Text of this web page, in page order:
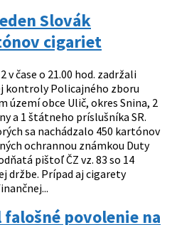
Slovák
cigariet
v čase o 21.00 hod. zadržali
kontroly Policajného zboru
území obce Ulič, okres Snina, 2
a 1 štátneho príslušníka SR.
sa nachádzalo 450 kartónov
ochrannou známkou Duty
pištoľ ČZ vz. 83 so 14
držbe. Prípad aj cigarety
povolenie na